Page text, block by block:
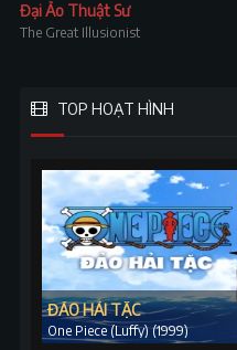
Đại Ảo Thuật Sư
The Great Illusionist
TOP HOẠT HÌNH
ĐẢO HẢI TẶC
One Piece (Luffy) (1999)